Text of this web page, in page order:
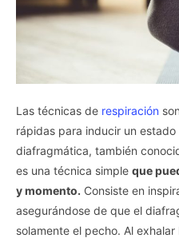
Las técnicas de respiración
rápidas para inducir un
diafragmática, también
es una técnica simple que
y momento. Consiste en
asegurándose de que el
solamente el pecho. Al